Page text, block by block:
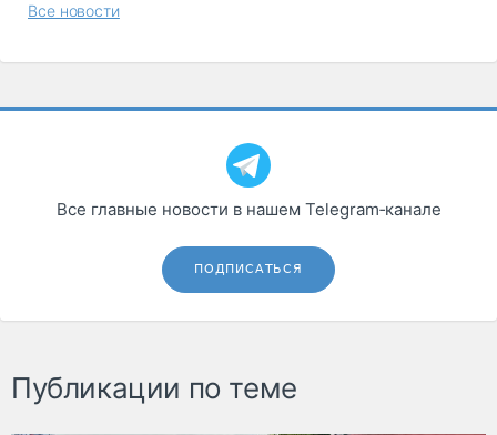
Все новости
Все главные новости в нашем Telegram‑канале
ПОДПИСАТЬСЯ
Публикации по теме